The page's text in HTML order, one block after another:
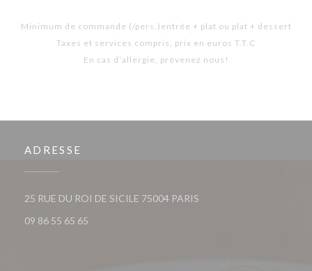
Minimum de commande (/pers.)entrée + plat ou plat + dessert
Taxes et services compris, prix en euros T.T.C
En cas d’allergie, prévenez nous!
ADRESSE
25 RUE DU ROI DE SICILE 75004 PARIS
09 86 55 65 65